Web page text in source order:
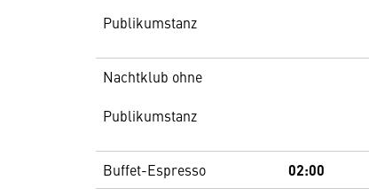
Publikumstanz
Nachtklub ohne
Publikumstanz
Buffet-Espresso 02:00